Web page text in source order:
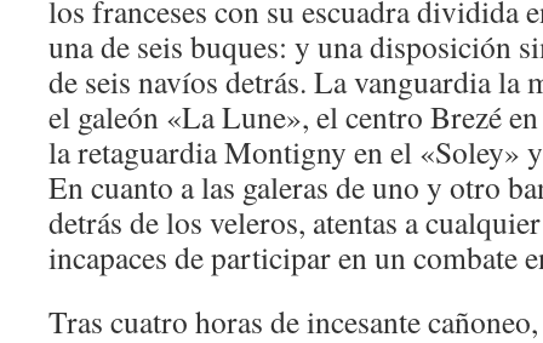
los franceses con su escuadra dividida
una de seis buques: y una disposición
de seis navíos detrás. La vanguardia la
el galeón «La Lune», el centro Brezé
la retaguardia Montigny en el «Soley»
En cuanto a las galeras de uno y otro
detrás de los veleros, atentas a
incapaces de participar en un combate
Tras cuatro horas de incesante